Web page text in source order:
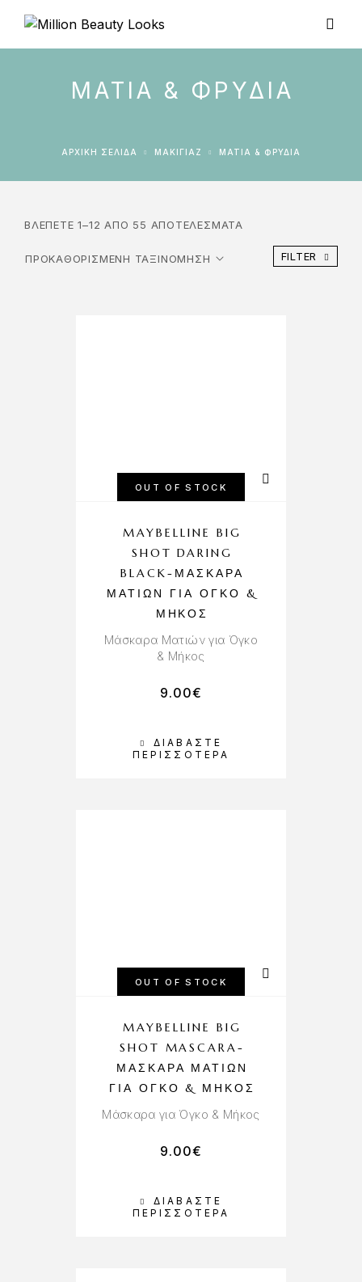
ΜΆΤΙΑ & ΦΡΎΔΙΑ
ΑΡΧΙΚΉ ΣΕΛΊΔΑ ΜΑΚΙΓΙΑΖ ΜΆΤΙΑ & ΦΡΎΔΙΑ
ΒΛΈΠΕΤΕ 1–12 ΑΠΌ 55 ΑΠΟΤΕΛΈΣΜΑΤΑ
FILTER
OUT OF STOCK
ΔΙΑΒΆΣΤΕ
ΠΕΡΙΣΣΌΤΕΡΑ
MAYBELLINE BIG
SHOT DARING
BLACK-ΜΆΣΚΑΡΑ
ΜΑΤΙΏΝ ΓΙΑ ΌΓΚΟ &
ΜΉΚΟΣ
Μάσκαρα Ματιών για Όγκο
& Μήκος
9.00€
OUT OF STOCK
ΔΙΑΒΆΣΤΕ
ΠΕΡΙΣΣΌΤΕΡΑ
MAYBELLINE BIG
SHOT MASCARA-
ΜΆΣΚΑΡΑ ΜΑΤΙΏΝ
ΓΙΑ ΌΓΚΟ & ΜΉΚΟΣ
Μάσκαρα για Όγκο & Μήκος
9.00€